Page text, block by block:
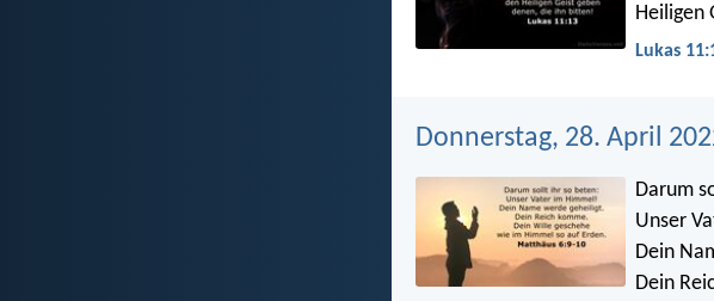
Heiligen
Lukas
Donnerstag, 28. April
Darum
Unser
Dein
Dein